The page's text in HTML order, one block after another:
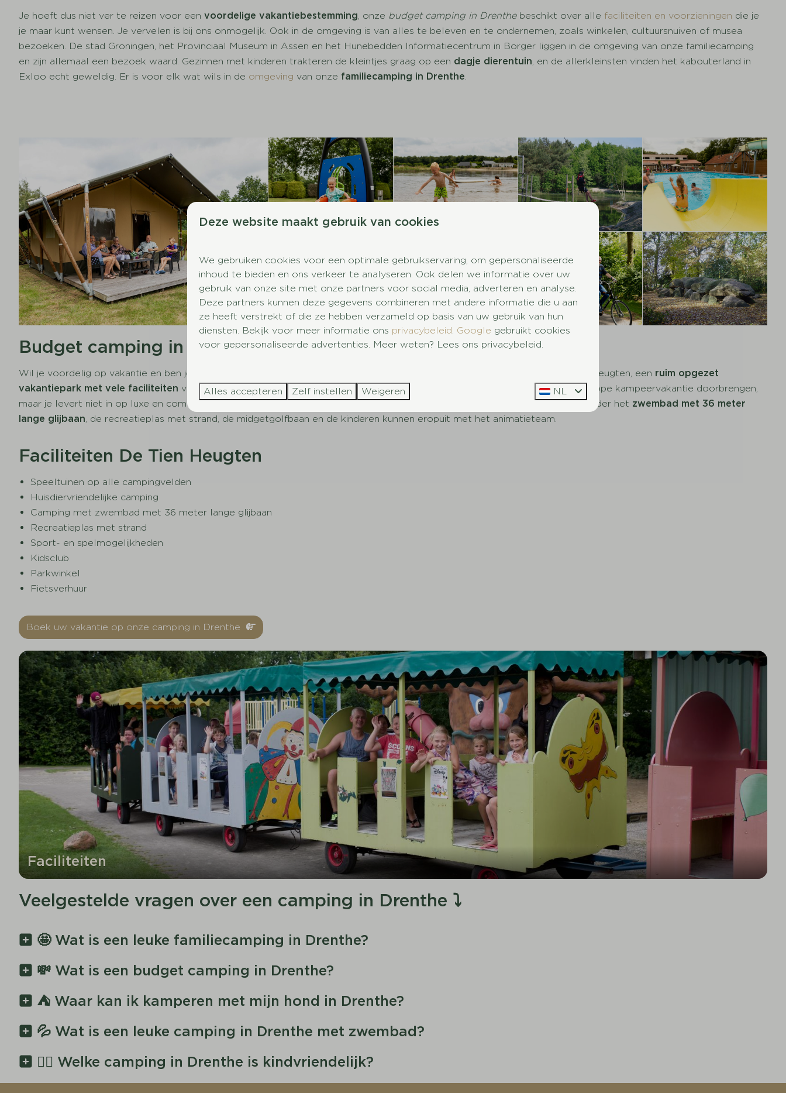
Je hoeft dus niet ver te reizen voor eenvoordelige vakantiebestemming , onze budget camping in Drenthebeschikt over alle faciliteiten en voorzieningen die je
je maar kunt wensen. Je vervelen is bij ons onmogelijk. Ook in de omgeving is van alles te beleven en te ondernemen, zoals winkelen, cultuursnuiven of musea
bezoeken. De stad Groningen, het Provinciaal Museum in Assen en het Hunebedden Informatiecentrum in Borger liggen in de omgeving van onze familiecamping
en zijn allemaal een bezoek waard. Gezinnen met kinderen trakteren de kleintjes graag op een dagje dierentuin , en de allerkleinsten vinden het kabouterland in
Exloo echt geweldig. Er is voor elk wat wils in de omgeving van onze familiecamping in Drenthe
Budget camping in Drenthe
Wil je voordelig op vakantie en ben je daarvoor op zoek naar een budget camping in Drenthe? Dan kun je terecht bij De Tien Heugten, een ruim opgezet
vakantiepark met vele faciliteiten voor een onvergetelijke vakantie. Je kunt op onze camping in Drentheeen goedkope kampeervakantie doorbrengen,
maar je levert niet in op luxe en comfort. In tegendeel; je kunt als gast van ons park gebruikmaken van alle faciliteiten, waaronder het zwembad met 36 meter
lange glijbaan , de recreatieplas met strand, de midgetgolfbaan en de kinderen kunnen eropuit met het animatieteam.
Faciliteiten De Tien Heugten
Speeltuinen op alle campingvelden
Huisdiervriendelijke camping
Camping met zwembad met 36 meter lange glijbaan
Recreatieplas met strand
Sport- en spelmogelijkheden
Kidsclub
Parkwinkel
Fietsverhuur
Boek uw vakantie op onze camping in Drenthe
Faciliteiten
Veelgestelde vragen over een camping in Drenthe ⤵
🤩 Wat is een leuke familiecamping in Drenthe?
💸 Wat is een budget camping in Drenthe?
⛺ Waar kan ik kamperen met mijn hond in Drenthe?
💦 Wat is een leuke camping in Drenthe met zwembad?
🤸‍♀ Welke camping in Drenthe is kindvriendelijk?
Deze website maakt gebruik van cookies
We gebruiken cookies voor een optimale gebruikservaring, om gepersonaliseerde
inhoud te bieden en ons verkeer te analyseren. Ook delen we informatie over uw
gebruik van onze site met onze partners voor social media, adverteren en analyse.
Deze partners kunnen deze gegevens combineren met andere informatie die u aan
ze heeft verstrekt of die ze hebben verzameld op basis van uw gebruik van hun
diensten. Bekijk voor meer informatie ons privacybeleid Google gebruikt cookies
voor gepersonaliseerde advertenties. Meer weten? Lees ons privacybeleid.
Alles accepteren Zelf instellen Weigeren NL